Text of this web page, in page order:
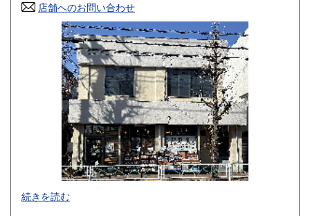
1,800円 広島県
1,800円 徳島県
1,800円 愛媛県
1,800円 福岡県
1,800円 長崎県
1,800円 大分県
宮崎県
店舗へのお問い合わせ
東京都では「銀装堂」として営業しております。
基本的には同じ書店となります。
続きを読む